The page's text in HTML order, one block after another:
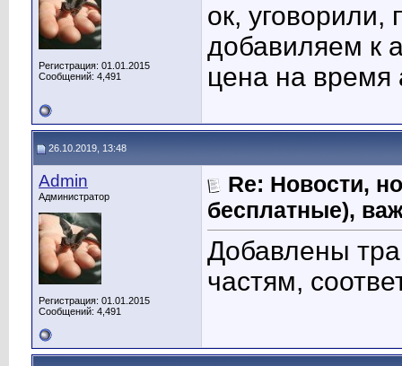
Регистрация: 01.01.2015
Сообщений: 4,491
ок,
добавиляем к
цена на время
26.10.2019, 13:48
Admin
Администратор
Регистрация: 01.01.2015
Сообщений: 4,491
Re: Новости,
бесплатные),
Добавлены
частям,